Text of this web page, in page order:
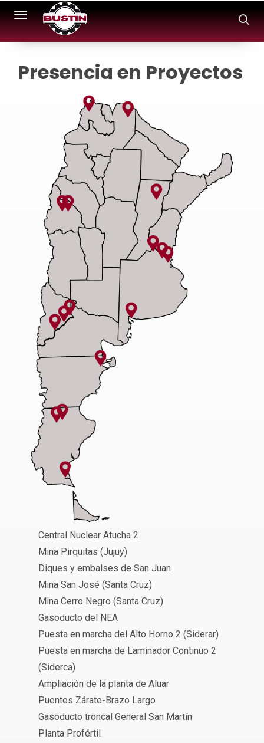
Toggle navigation
Presencia en Proyectos
Central Nuclear Atucha 2
Mina Pirquitas (Jujuy)
Diques y embalses de San Juan
Mina San José (Santa Cruz)
Mina Cerro Negro (Santa Cruz)
Gasoducto del NEA
Puesta en marcha del Alto Horno 2 (Siderar)
Puesta en marcha de Laminador Continuo 2
(Siderca)
Ampliación de la planta de Aluar
Puentes Zárate-Brazo Largo
Gasoducto troncal General San Martín
Planta Profértil